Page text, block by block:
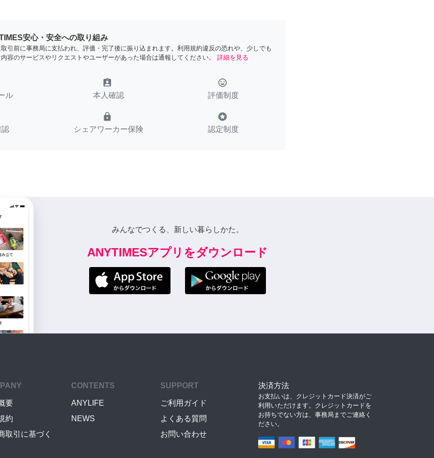
安心・安全への取り組み
引前に事務局に支払われ、評価・完了後に振り込まれます。利用規約違反の恐れや、少しでも
容のサービスやリクエストやユーザーがあった場合は通報してください。
詳細を見る
ル
assignment_ind
本人確認
tag_faces
評価制度
lock
シェアワーカー保険
stars
認定制度
みんなでつくる、新しい暮らしかた。
ANYTIMESアプリをダウンロード
要
約
取引に基づく
CONTENTS
ANYLIFE
NEWS
SUPPORT
ご利用ガイド
よくある質問
お問い合わせ
決済方法
お支払いは、クレジットカード決済がご
利用いただけます。クレジットカードを
お持ちでない方は、事務局までご連絡く
ださい。